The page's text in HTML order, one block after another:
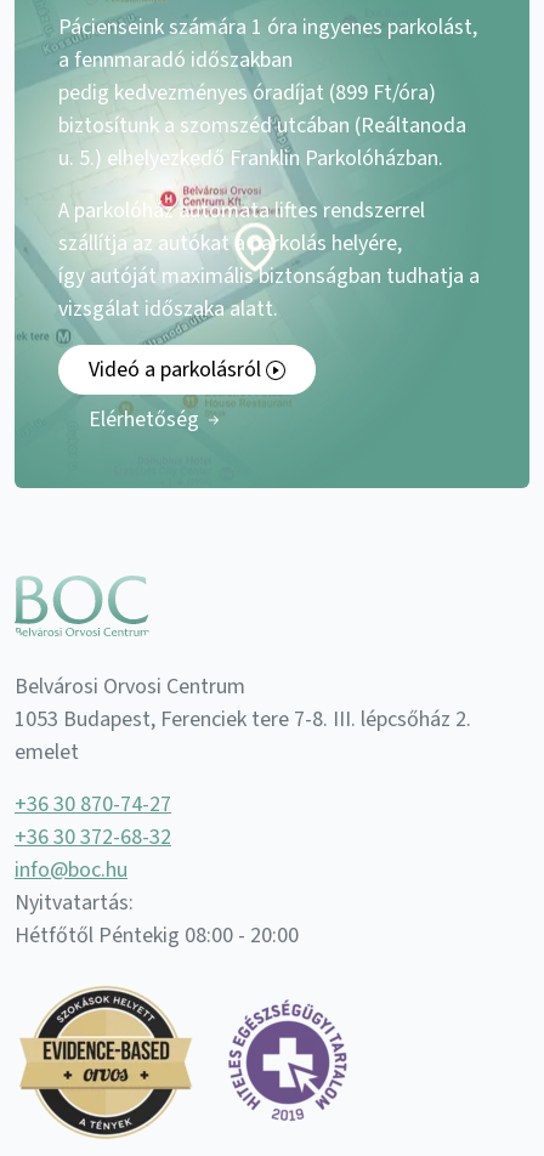
Pácienseink számára 1 óra ingyenes parkolást,
a fennmaradó időszakban
pedig kedvezményes óradíjat (899 Ft/óra)
biztosítunk a szomszéd utcában (Reáltanoda
u. 5.) elhelyezkedő Franklin Parkolóházban.
A parkolóház automata liftes rendszerrel
szállítja az autókat a parkolás helyére,
így autóját maximális biztonságban tudhatja a
vizsgálat időszaka alatt.
Videó a parkolásról
Elérhetőség
Belvárosi Orvosi Centrum
1053 Budapest, Ferenciek tere 7-8. III. lépcsőház 2.
emelet
+36 30 870-74-27
+36 30 372-68-32
info@boc.hu
Nyitvatartás:
Hétfőtől Péntekig 08:00 - 20:00